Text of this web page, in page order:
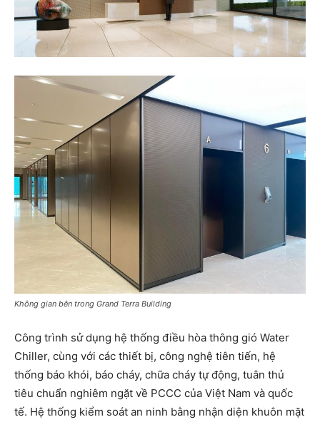
Không gian bên trong Grand Terra Building
Công trình sử dụng hệ thống điều hòa thông gió Water
Chiller, cùng với các thiết bị, công nghệ tiên tiến, hệ
thống báo khói, báo cháy, chữa cháy tự động, tuân thủ
tiêu chuẩn nghiêm ngặt về PCCC của Việt Nam và quốc
tế. Hệ thống kiểm soát an ninh bằng nhận diện khuôn mặt